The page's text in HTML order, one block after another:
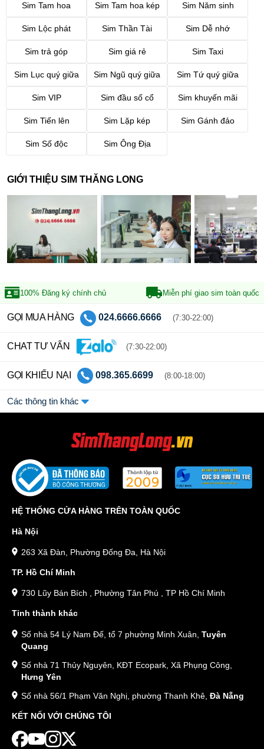
Sim Tam hoa Sim Tam hoa kép Sim Năm sinh
Sim Lộc phát Sim Thần Tài Sim Dễ nhớ
Sim trả góp Sim giá rẻ Sim Taxi
Sim Lục quý giữa Sim Ngũ quý giữa Sim Tứ quý giữa
Sim VIP Sim đầu số cổ Sim khuyến mãi
Sim Tiến lên Sim Lặp kép Sim Gánh đảo
Sim Số độc Sim Ông Địa
GIỚI THIỆU SIM THĂNG LONG
100% Đăng ký chính chủ Miễn phí giao sim toàn quốc
GỌI MUA HÀNG 024.6666.6666 (7:30-22:00)
CHAT TƯ VẤN (7:30-22:00)
GỌI KHIẾU NẠI 098.365.6699 (8:00-18:00)
Các thông tin khác
HỆ THỐNG CỬA HÀNG TRÊN TOÀN QUỐC
Hà Nội
263 Xã Đàn, Phường Đống Đa, Hà Nội
TP. Hồ Chí Minh
730 Lũy Bán Bích , Phường Tân Phú , TP Hồ Chí Minh
Tỉnh thành khác
Số nhà 54 Lý Nam Đế, tổ 7 phường Minh Xuân, Tuyên
Quang
Số nhà 71 Thủy Nguyên, KĐT Ecopark, Xã Phụng Công,
Hưng Yên
Số nhà 56/1 Phạm Văn Nghị, phường Thanh Khê, Đà Nẵng
KẾT NỐI VỚI CHÚNG TÔI